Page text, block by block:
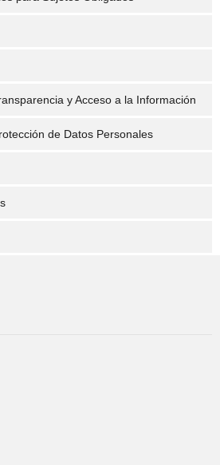
y Acceso a la Información
de Datos Personales